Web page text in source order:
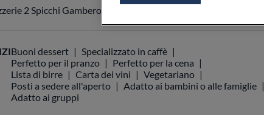
2 Spicchi Gambero Rosso
Buoni dessert
Specializzato in caffè
Perfetto per il pranzo
Perfetto per la cena
Lista di birre
Carta dei vini
Vegetariano
Posti a sedere all'aperto
Adatto ai bambini o alle famiglie
Adatto ai gruppi